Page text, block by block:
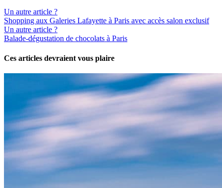
Un autre article ?
Shopping aux Galeries Lafayette à Paris avec accès salon exclusif
Un autre article ?
Balade-dégustation de chocolats à Paris
Ces articles devraient vous plaire